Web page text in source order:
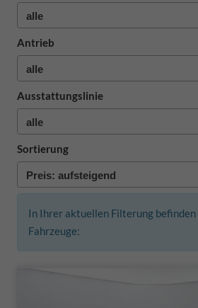
Antrieb
Ausstattungslinie
Sortierung
In Ihrer aktuellen Filterung befinden
Fahrzeuge: